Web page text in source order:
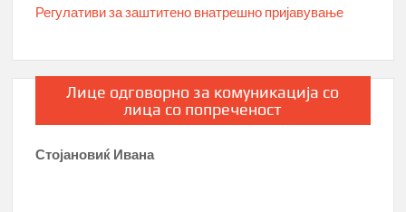
Регулативи за заштитено внатрешно пријавување
Лице одговорно за комуникација со
лица со попреченост
Стојановиќ Ивана